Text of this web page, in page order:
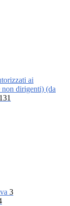
ai
dirigenti) (da
131
3